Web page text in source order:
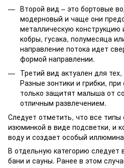
Второй вид – это бортовые
модерновый и чаще они
металлическую
кобры, гусака, полумесяца
направление потока идет
формой направлении.
Третий вид актуален для
Разные зонтики и грибки,
только защитят малыша от
отличным развлечением.
Следует отметить, что все
изюминкой в виде подсветки, и
воду и создает особый
В отдельную категорию
бани и сауны. Ранее в этом